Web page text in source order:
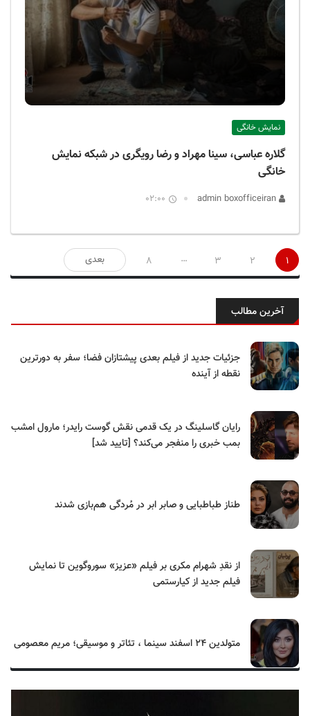
نمایش خانگی
گلاره عباسی، سینا مهراد و رضا رویگری در شبکه نمایش
خانگی
02:00
صفحه‌بندی
نوشته‌ها
1
2
3
…
8 بعدی
آخرین مطالب
جزئیات جدید از فیلم بعدی پیشتازان فضا؛ سفر به دورترین
نقطه از آینده
رایان گاسلینگ در یک قدمی نقش گوست رایدر؛ مارول امشب
بمب خبری را منفجر می‌کند؟ [تایید شد]
طناز طباطبایی و صابر ابر در مُردگی هم‌بازی شدند
از نقدِ شهرام مکری بر فیلم «عزیز» سوروگوین تا نمایش
فیلم جدید از کیارستمی
متولدین ۲۴ اسفند سینما ، تئاتر و موسیقی؛ مریم معصومی